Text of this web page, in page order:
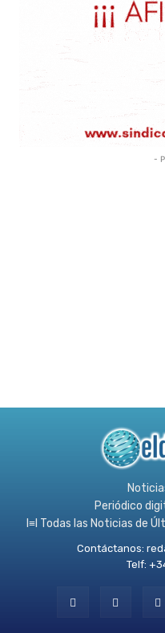
-
Periódico
l≡l Todas las Noticias de
Contáctanos:
Telf: